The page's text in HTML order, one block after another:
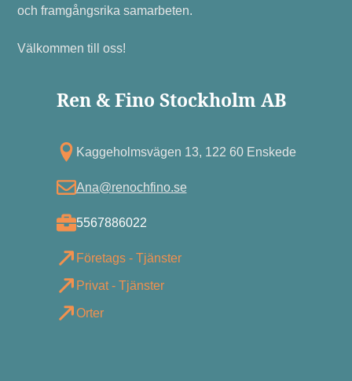
och framgångsrika samarbeten.
Välkommen till oss!
Ren & Fino Stockholm AB
Kagg eholmsvägen 13, 122 60 Enskede
Ana@renochfino.se
5567886022
Företags - Tjänster
Privat - Tjänster
Orter